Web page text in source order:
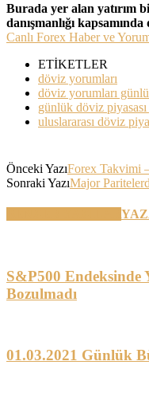
Burada yer alan yatırım
danışmanlığı
Canlı Forex Haber ve
ETİKETLER
döviz yorumları
döviz yorumları
günlük döviz piyasası
uluslararası döviz
Önceki YazıForex Takvimi
Sonraki YazıMajor
S&P500 Endeksinde
Bozulmadı
01.03.2021 Günlük